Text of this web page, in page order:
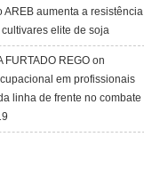
AREB aumenta a resistência
elite de soja
FURTADO REGO on
em profissionais
linha de frente no combate